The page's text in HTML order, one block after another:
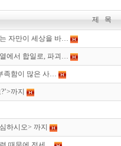
제 목
자만이 세상을 바…
에서 합일로, 파괴…
족함이 많은 사…
까지
하시오> 까지